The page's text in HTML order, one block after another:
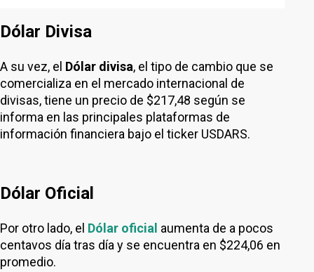
Dólar Divisa
A su vez, el Dólar divisa, el tipo de cambio que se
comercializa en el mercado internacional de
divisas, tiene un precio de $217,48 según se
informa en las principales plataformas de
información financiera bajo el ticker USDARS.
Dólar Oficial
Por otro lado, el Dólar oficial aumenta de a pocos
centavos día tras día y se encuentra en $224,06 en
promedio.